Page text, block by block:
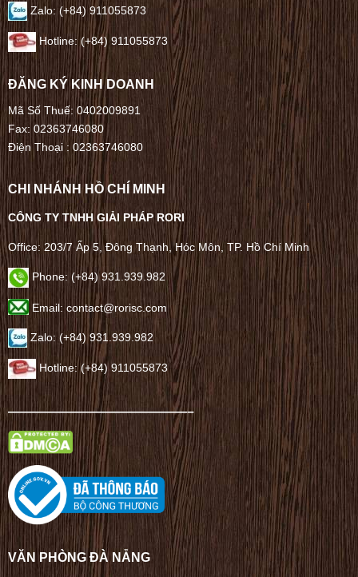
Zalo: (+84) 911055873
Hotline: (+84) 911055873
ĐĂNG KÝ KINH DOANH
Mã Số Thuế: 0402009891
Fax: 02363746080
Điện Thoại :02363746080
CHI NHÁNH HỒ CHÍ MINH
CÔNG TY TNHH GIẢI PHÁP RORI
Office: 203/7 Ấp 5, Đông Thạnh, Hóc Môn, TP. Hồ Chí Minh
Phone: (+84) 931.939.982
Email: contact@rorisc.com
Zalo: (+84) 931.939.982
Hotline: (+84) 911055873
——————————————–
VĂN PHÒNG ĐÀ NẴNG